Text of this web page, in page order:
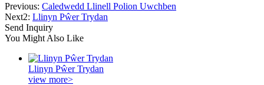
Previous: Caledwedd Llinell Polion Uwchben
Next2: Llinyn Pŵer Trydan
Send Inquiry
You Might Also Like
Llinyn Pŵer Trydan
view more>